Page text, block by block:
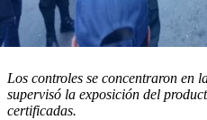
Los controles se concentraron en
supervisó la exposición del
certificadas.